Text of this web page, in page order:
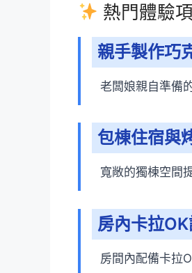
熱門體驗
親手製作巧
老闆娘親自準備
包棟住宿與
寬敞的獨棟空間
房內卡拉
房間內配備卡拉